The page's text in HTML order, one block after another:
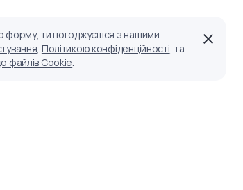
форму, ти погоджуєшся з нашими
, Політикою конфіденційності, та
файлів Cookie.